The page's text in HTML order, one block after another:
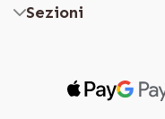
Sezioni